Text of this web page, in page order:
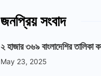
জনপ্রিয় সংবাদ
২ হাজার ৩৬৯ বাংলাদেশির তালিকা
May 23, 2025